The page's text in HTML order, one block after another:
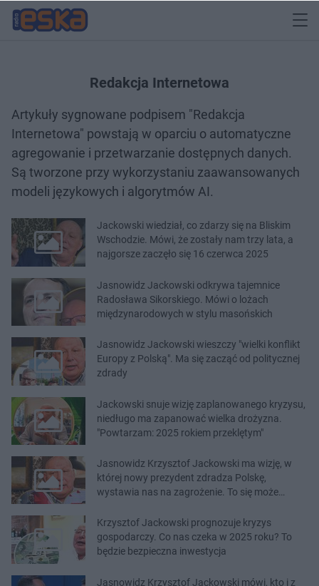
Redakcja Internetowa
Artykuły sygnowane podpisem "Redakcja
Internetowa" powstają w oparciu o automatyczne
agregowanie i przetwarzanie dostępnych danych.
Są tworzone przy wykorzystaniu zaawansowanych
modeli językowych i algorytmów AI.
Jackowski wiedział, co zdarzy się na Bliskim
Wschodzie. Mówi, że zostały nam trzy lata, a
najgorsze zaczęło się 16 czerwca 2025
Jasnowidz Jackowski odkrywa tajemnice
Radosława Sikorskiego. Mówi o lożach
międzynarodowych w stylu masońskich
Jasnowidz Jackowski wieszczy "wielki konflikt
Europy z Polską". Ma się zacząć od politycznej
zdrady
Jackowski snuje wizję zaplanowanego kryzysu,
niedługo ma zapanować wielka drożyzna.
"Powtarzam: 2025 rokiem przeklętym"
Jasnowidz Krzysztof Jackowski ma wizję, w
której nowy prezydent zdradza Polskę,
wystawia nas na zagrożenie. To się może
Krzysztof Jackowski prognozuje kryzys
gospodarczy. Co nas czeka w 2025 roku? To
będzie bezpieczna inwestycja
Jasnowidz Krzysztof Jackowski mówi, kto i z